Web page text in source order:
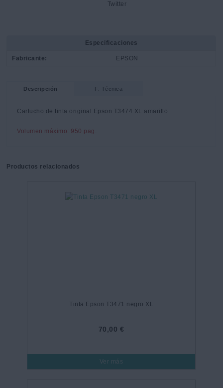
Especificaciones
Fabricante: EPSON
Descripción F. Técnica
Cartucho de tinta original Epson T3474 XL amarillo
Volumen máximo: 950 pag.
Productos relacionados
Tinta Epson T3471 negro XL
70,00 €
Ver más